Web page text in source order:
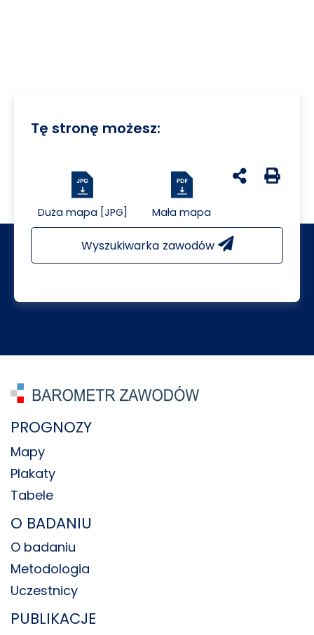
Tę stronę możesz:
Duża mapa [JPG] Mała mapa
udostępnij na
Generuj
Wyszukiwarka zawodów
PROGNOZY
Mapy
Plakaty
Tabele
O BADANIU
O badaniu
Metodologia
Uczestnicy
PUBLIKACJE